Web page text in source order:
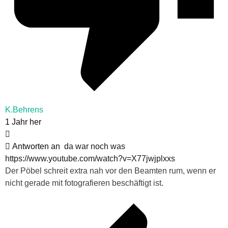
K.Behrens
1 Jahr her
Antworten an da war noch was
https://www.youtube.com/watch?v=X77jwjplxxs
Der Pöbel schreit extra nah vor den Beamten rum, wenn er
nicht gerade mit fotografieren beschäftigt ist.